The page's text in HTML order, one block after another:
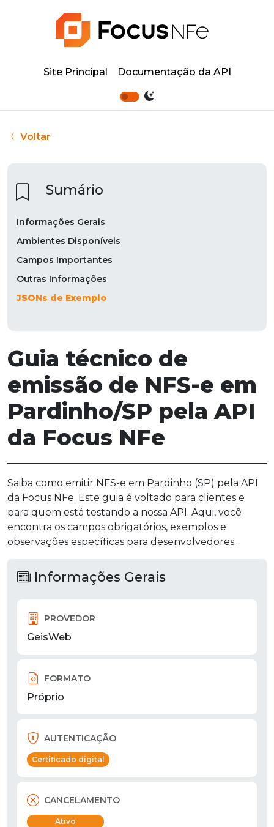
Site Principal Documentação da API
Voltar
Guia técnico de
emissão de NFS-e em
Pardinho/SP pela API
da Focus NFe
Saiba como emitir NFS-e em Pardinho (SP) pela API
da Focus NFe. Este guia é voltado para clientes e
para quem está testando a nossa API. Aqui, você
encontra os campos obrigatórios, exemplos e
observações específicas para desenvolvedores.
Informações Gerais
PROVEDOR
GeisWeb
FORMATO
Próprio
AUTENTICAÇÃO
Certificado digital
CANCELAMENTO
Ativo
Sumário
Informações Gerais
Ambientes Disponíveis
Campos Importantes
Outras Informações
JSONs de Exemplo